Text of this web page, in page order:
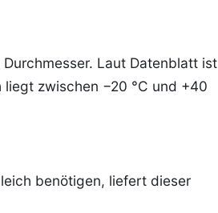
Laut Datenblatt ist
zwischen −20 °C und +40
benötigen, liefert dieser